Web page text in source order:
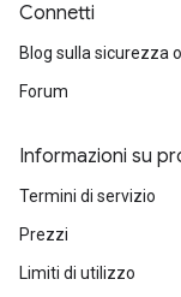
Connetti
Blog sulla sicurezza
Forum
Informazioni su
Termini di servizio
Prezzi
Limiti di utilizzo